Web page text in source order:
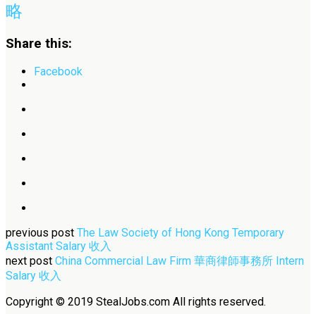
略
Share this:
Facebook
previous post The Law Society of Hong Kong Temporary
Assistant Salary 收入
next post China Commercial Law Firm 華商律師事務所 Intern
Salary 收入
Copyright © 2019 StealJobs.com All rights reserved.